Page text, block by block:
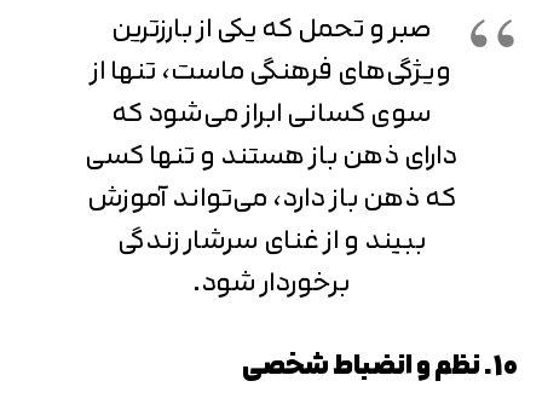
صبر و تحمل که یکی از بارزترین
ویژگی‌های فرهنگی ماست، تنها از
سوی کسانی ابراز می‌شود که
دارای ذهن باز هستند و تنها کسی
که ذهن باز دارد، می‌تواند آموزش
ببیند و از غنای سرشار زندگی
برخوردار شود.
10. نظم و انضباط شخصی